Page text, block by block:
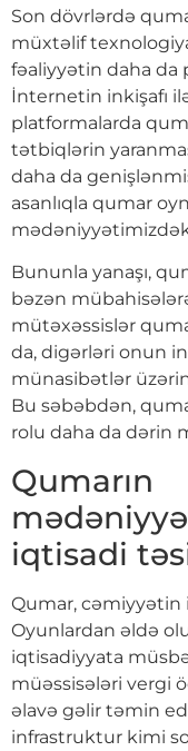
Son dövrlərdə
müxtəlif
fəaliyyətin daha da
İnternetin inkişafı
platformalarda
tətbiqlərin
daha da
asanlıqla qumar
Bununla yanaşı,
bəzən
mütəxəssislər
da, digərləri onun
münasibətlər
Bu səbəbdən,
rolu daha da dərin
Qumarın
iqtisadi
Qumar,
Oyunlardan əldə
iqtisadiyyata
müəssisələri vergi
əlavə gəlir təmin
infrastruktur kimi